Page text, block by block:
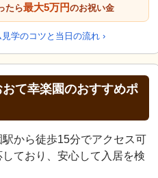
たら最大5万円のお祝い金
学のコツと当日の流れ ›
て幸楽園のおすすめポ
から徒歩15分でアクセス可
ており、安心して入居を検